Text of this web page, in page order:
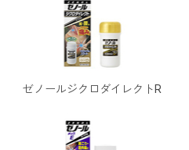
ゼノールジクロダイレクトR